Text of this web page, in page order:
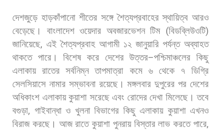
দেশজুড়ে হাড়কাঁপানো শীতের সঙ্গে শৈত্যপ্রবাহের স্থায়িত্ব আরও
বেড়েছে।
বাংলাদেশ ওয়েদার অবজারভেশন টিম (বিডব্লিউওটি)
জানিয়েছে, এই শৈত্যপ্রবাহ আগামী ১২ জানুয়ারি পর্যন্ত অব্যাহত
থাকতে পারে। বিশেষ করে দেশের উত্তর–পশ্চিমাঞ্চলের কিছু
এলাকায় রাতের সর্বনিম্ন তাপমাত্রা কমে ৬ থেকে ৭
ডিগ্রি
সেলসিয়াসে নামার সম্ভাবনা রয়েছে। মঙ্গলবার দুপুরের পর দেশের
অধিকাংশ এলাকায় কুয়াশা সরেছে এবং রোদের দেখা মিলেছে। তবে
বগুড়া, গাইবান্ধা ও খুলনা বিভাগের কিছু এলাকায় কুয়াশা এখনও
বিরাজ করছে। আজ রাতে কুয়াশা পুনরায় বিস্তার লাভ করতে পারে,